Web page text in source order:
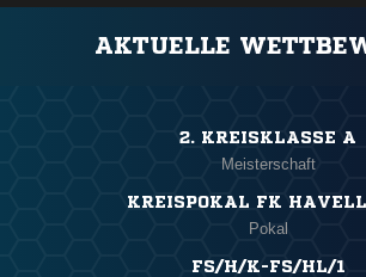
AKTUELLE
2. KREISKLASSE A
Meisterschaft
KREISPOKAL FK
Pokal
FS/H/K-FS/HL/1